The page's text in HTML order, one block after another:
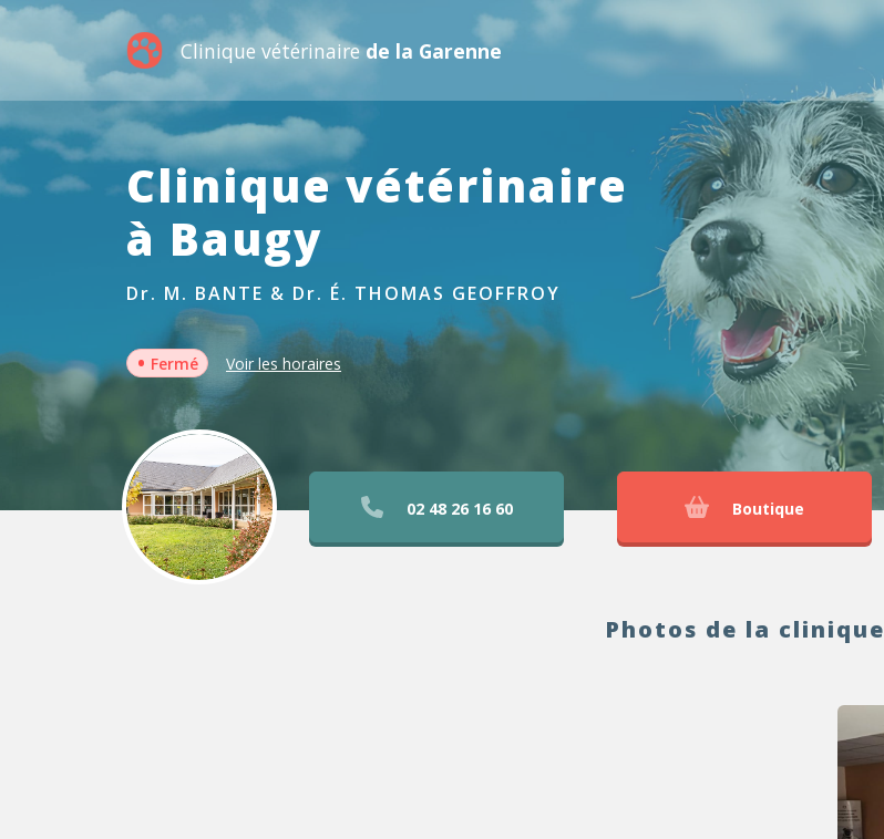
Clinique vétérinairede la Garenne
Clinique vétérinaire
à Baugy
Dr. M. BANTE & Dr. É. THOMAS GEOFFROY
• Fermé Voir les horaires
02 48 26 16 60 Boutique
Photos de la clinique